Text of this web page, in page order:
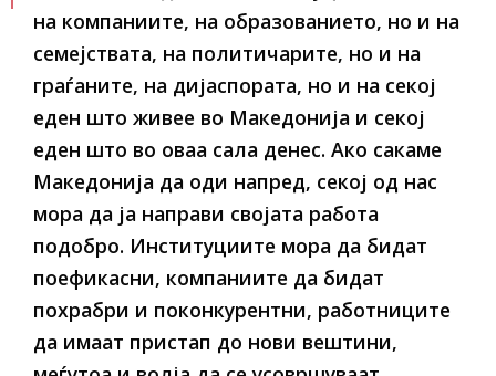
на компаниите, на образованието, но и на
семејствата, на политичарите, но и на
граѓаните, на дијаспората, но и на секој
еден што живее во Македонија и секој
еден што во оваа сала денес. Ако сакаме
Македонија да оди напред, секој од нас
мора да ја направи својата работа
подобро. Институциите мора да бидат
поефикасни, компаниите да бидат
похрабри и поконкурентни, работниците
да имаат пристап до нови вештини,